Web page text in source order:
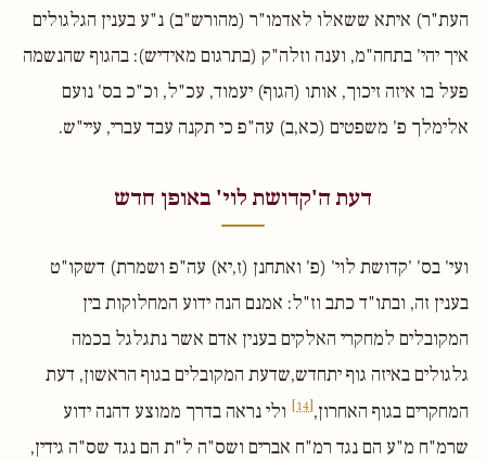
העת"ר) איתא ששאלו לאדמו"ר (מהורש"ב) נ"ע בענין הגלגולים
איך יהי' בתחה"מ, וענה וזלה"ק (בתרגום מאידיש): בהגוף שהנשמה
פעל בו איזה זיכוך, אותו (הגוף) יעמוד, עכ"ל, וכ"כ בס' נועם
אלימלך פ' משפטים (כא,ב) עה"פ כי תקנה עבד עברי, עיי"ש.
דעת ה'קדושת לוי' באופן חדש
ועי' בס' 'קדושת לוי' (פ' ואתחנן (ז,יא) עה"פ ושמרת) דשקו"ט
בענין זה, ובתו"ד כתב וז"ל: אמנם הנה ידוע המחלוקות בין
המקובלים למחקרי האלקים בענין אדם אשר נתגלגל בכמה
גלגולים באיזה גוף יתחדש,שדעת המקובלים בגוף הראשון, דעת
המחקרים בגוף האחרון,[14]
ולי נראה בדרך ממוצע דהנה ידוע
שרמ"ח מ"ע הם נגד רמ"ח אברים ושס"ה ל"ת הם נגד שס"ה גידין,